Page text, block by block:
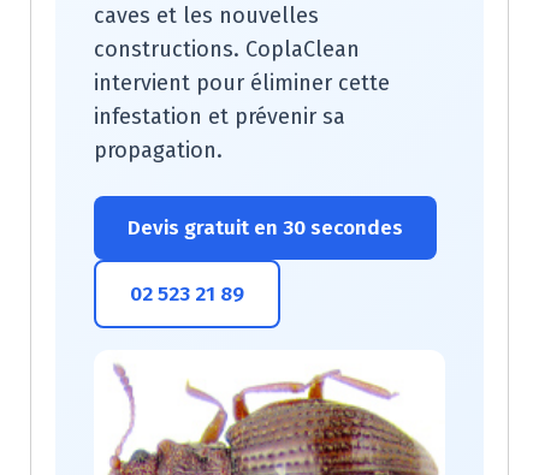
caves et les nouvelles
constructions. CoplaClean
intervient pour éliminer cette
infestation et prévenir sa
propagation.
Devis gratuit en 30 secondes
02 523 21 89